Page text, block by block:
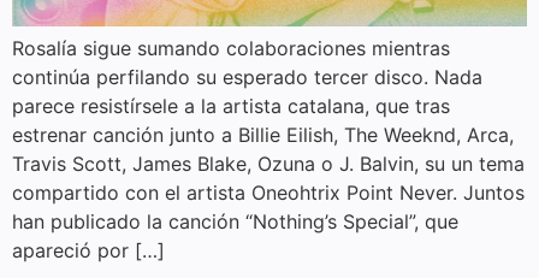
Rosalía sigue sumando colaboraciones mientras
continúa perfilando su esperado tercer disco. Nada
parece resistírsele a la artista catalana, que tras
estrenar canción junto a Billie Eilish, The Weeknd, Arca,
Travis Scott, James Blake, Ozuna o J. Balvin, su un tema
compartido con el artista Oneohtrix Point Never. Juntos
han publicado la canción “Nothing’s Special”, que
apareció por […]